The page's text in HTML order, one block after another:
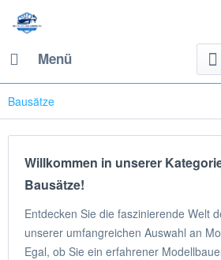
Menü
Bausätze
Willkommen in unserer
Bausätze!
Entdecken Sie die faszinierende Welt
unserer umfangreichen Auswahl an
Egal, ob Sie ein erfahrener